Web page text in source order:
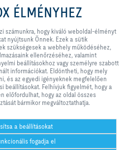
Szállítási és fizetési feltételek
hogy kiváló weboldal-
és egyszerű vásárlási
a sütik információkat
amelyek szükségesek a
működéséhez, valamint
és alkalmazásaink
valamint kizárólag
célokra, kényelmi
vagy személyre
tartalom megjelenítéséhez
információkat. Eldöntheti,
mely kategóriákat kívánja
megfelelően
az adatfelhasználási
Felhívjuk figyelmét,
a kiválasztott beállításoktól
ÉLMÉNYHEZ
számunkra, hogy kiváló weboldal-élményt
nyújtsunk Önnek. Ezek a sütik
szükségesek a webhely működéséhez,
ellenőrzéséhez, valamint
beállításokhoz vagy személyre szabott
információkat. Eldöntheti, hogy mely
és az egyedi igényeknek megfelelően
beállításokat. Felhívjuk figyelmét, hogy a
előfordulhat, hogy az oldal összes
bármikor megváltoztathatja.
a beállításokat
fogadja el